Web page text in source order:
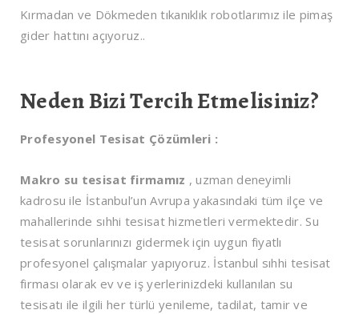
Kırmadan ve Dökmeden tıkanıklık robotlarımız ile pimaş
gider hattını açıyoruz..
Neden Bizi Tercih Etmelisiniz?
Profesyonel Tesisat Çözümleri :
Makro su tesisat firmamız , uzman deneyimli
kadrosu ile İstanbul’un Avrupa yakasındaki tüm ilçe ve
mahallerinde sıhhi tesisat hizmetleri vermektedir. Su
tesisat sorunlarınızı gidermek için uygun fiyatlı
profesyonel çalışmalar yapıyoruz. İstanbul sıhhi tesisat
firması olarak ev ve iş yerlerinizdeki kullanılan su
tesisatı ile ilgili her türlü yenileme, tadilat, tamir ve